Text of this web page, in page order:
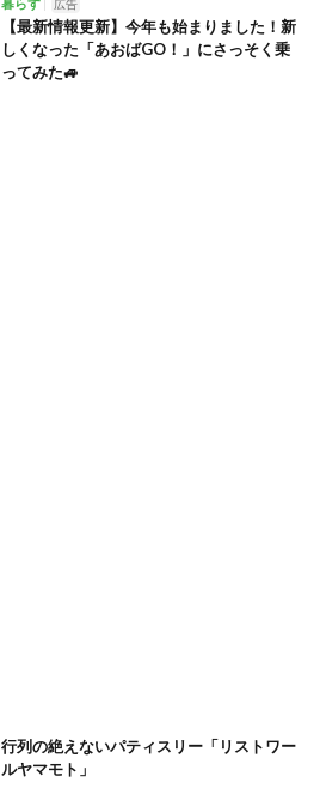
暮らす 広告
【最新情報更新】今年も始まりました！新
しくなった「あおばGO！」にさっそく乗
ってみた🚙
行列の絶えないパティスリー「リストワー
ルヤマモト」